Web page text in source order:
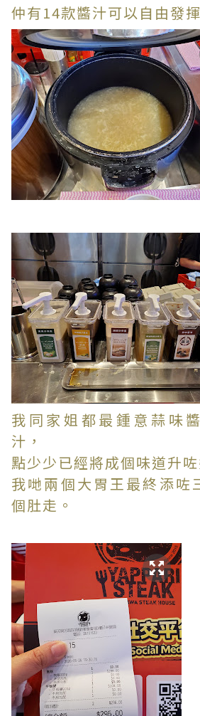
仲有14款醬汁可以自由發揮
我同家姐都最鍾意蒜味
汁，
點少少已經將成個味道升咗
我哋兩個大胃王最終添咗
個肚走。